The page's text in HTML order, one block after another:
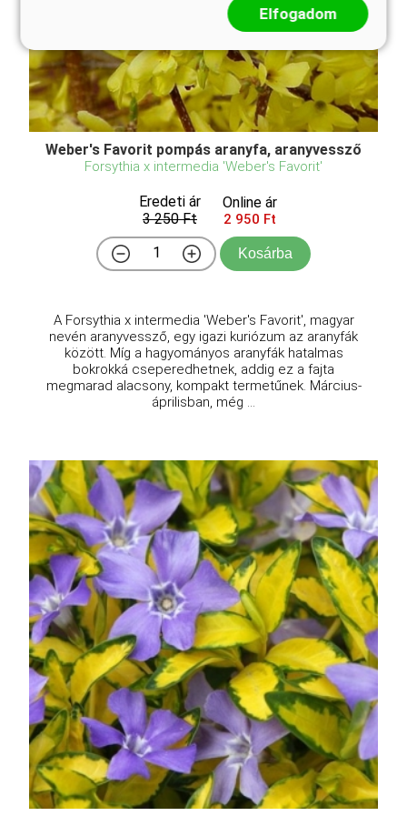
Weber's Favorit pompás aranyfa, aranyvessző
Forsythia x intermedia 'Weber's Favorit'
Eredeti ár
3 250 Ft
Online ár
2 950 Ft
Kosárba
A Forsythia x intermedia 'Weber's Favorit', magyar
nevén aranyvessző, egy igazi kuriózum az aranyfák
között. Míg a hagyományos aranyfák hatalmas
bokrokká cseperedhetnek, addig ez a fajta
megmarad alacsony, kompakt termetűnek. Március-
áprilisban, még ...
Elfogadom